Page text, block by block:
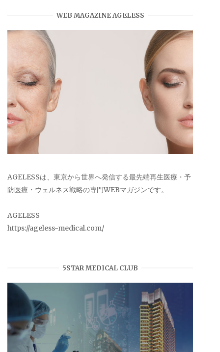
WEB MAGAZINE AGELESS
AGELESSは、東京から世界へ発信する最先端再生医療・予
防医療・ウェルネス戦略の専門WEBマガジンです。
AGELESS
https://ageless-medical.com/
5STAR MEDICAL CLUB